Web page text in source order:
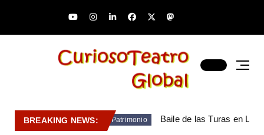
BREAKING NEWS: Patrimonio Baile de las Turas en